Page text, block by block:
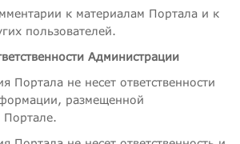
к материалам Портала и к
пользователей.
Администрации
Портала не несет ответственности
размещенной
Портале.